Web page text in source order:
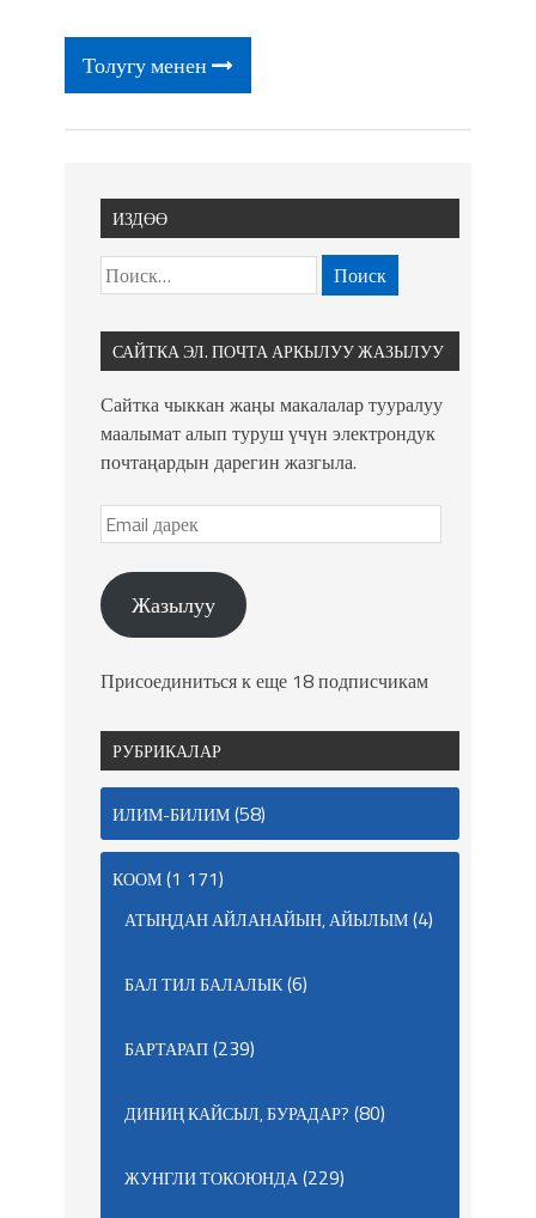
Park'ка 30 миң адам чогулду
Толугу менен
ИЗДӨӨ
САЙТКА ЭЛ. ПОЧТА АРКЫЛУУ ЖАЗЫЛУУ
Сайтка чыккан жаңы макалалар тууралуу
маалымат алып туруш үчүн электрондук
почтаңардын дарегин жазгыла.
Жазылуу
Присоединиться к еще 18 подписчикам
РУБРИКАЛАР
ИЛИМ-БИЛИМ(58)
КООМ(1 171)
АТЫҢДАН АЙЛАНАЙЫН, АЙЫЛЫМ(4)
БАЛ ТИЛ БАЛАЛЫК(6)
БАРТАРАП(239)
ДИНИҢ КАЙСЫЛ, БУРАДАР? (80)
ЖУНГЛИ ТОКОЮНДА(229)